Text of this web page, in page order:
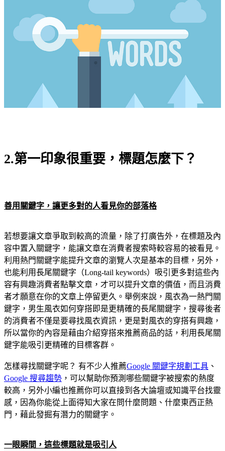
2.第一印象很重要，標題怎麼下？
善用關鍵字，讓更多對的人看見你的部落格
若想要讓文章爭取到較高的流量，除了打廣告外，在標題及內
容中置入關鍵字，能讓文章在消費者搜索時較容易的被看見。
利用熱門關鍵字能提升文章的瀏覽人次是基本的目標，另外，
也能利用長尾關鍵字（Long-tail keywords）吸引更多對這些內
容有興趣消費者點擊文章，才可以提升文章的價值，而且消費
者才願意在你的文章上停留更久。舉例來說，風衣為一熱門關
鍵字，男生風衣如何穿搭即是更精確的長尾關鍵字，搜尋後者
的消費者不僅是要尋找風衣資訊，更是對風衣的穿搭有興趣，
所以當你的內容是藉由介紹穿搭來推薦商品的話，利用長尾關
鍵字能吸引更精確的目標客群。
怎樣尋找關鍵字呢？ 有不少人推薦Google 關鍵字規劃工具 、
Google 搜尋趨勢 ，可以幫助你預測哪些關鍵字被搜索的熱度
較高，另外小編也推薦你可以直接到各大論壇或知識平台找靈
感，因為你能從上面得知大家在問什麼問題、什麼東西正熱
門，藉此發掘有潛力的關鍵字。
一眼瞬間，這些標題就是吸引人